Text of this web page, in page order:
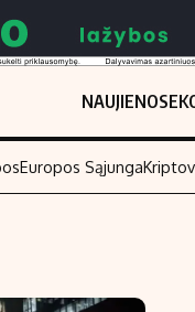
NAUJIENOS
Europos Sąjunga